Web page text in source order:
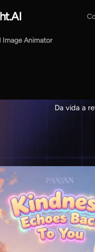
Image Animator
Da vida a